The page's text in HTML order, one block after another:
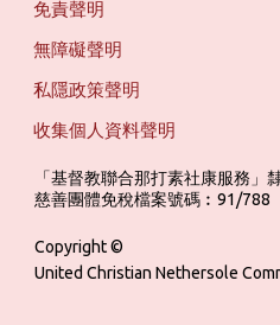
免責聲明
無障礙聲明
私隱政策聲明
收集個人資料聲明
「基督教聯合那打素社康服務」
慈善團體免稅檔案號碼︰91/788
Copyright ©
United Christian Nethersole